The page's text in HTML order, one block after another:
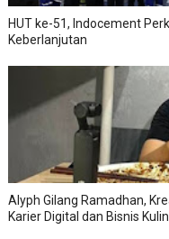
HUT ke-51, Indocement
Keberlanjutan
Alyph Gilang Ramadhan,
Karier Digital dan Bisnis